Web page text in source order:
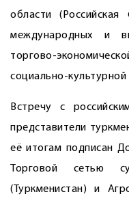
области
международных и
торгово-
социально-
Встречу с
представители
её итогам подписан
Торговой сетью
(Туркменистан) и